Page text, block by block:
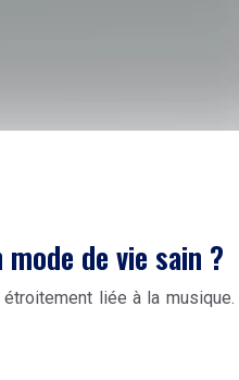
de vie sain ?
liée à la